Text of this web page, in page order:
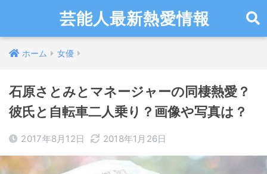
芸能人最新熱愛情報
ホーム 女優
石原さとみとマネージャーの同棲熱愛？
彼氏と自転車二人乗り？画像や写真は？
2017年8月12日 2018年1月26日